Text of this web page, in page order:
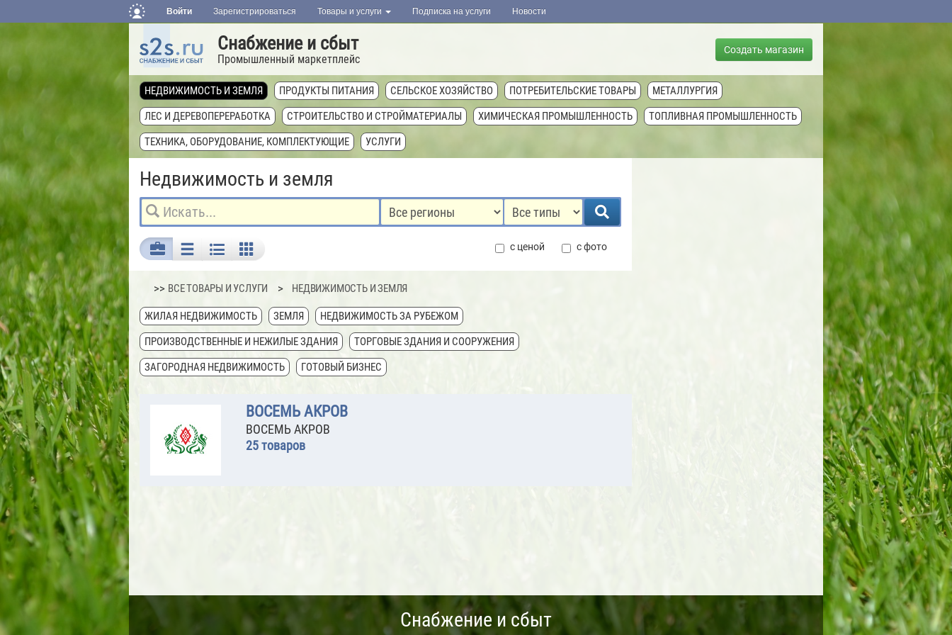
Войти Зарегистрироваться Товары и услуги Подписка на услуги Новости
Снабжение и сбыт
Промышленный маркетплейс
Создать магазин
НЕДВИЖИМОСТЬ И ЗЕМЛЯ ПРОДУКТЫ ПИТАНИЯ СЕЛЬСКОЕ ХОЗЯЙСТВО ПОТРЕБИТЕЛЬСКИЕ ТОВАРЫ
МЕТАЛЛУРГИЯ
ЛЕС И ДЕРЕВОПЕРЕРАБОТКА
СТРОИТЕЛЬСТВО И СТРОЙМАТЕРИАЛЫ ХИМИЧЕСКАЯ ПРОМЫШЛЕННОСТЬ
ТОПЛИВНАЯ ПРОМЫШЛЕННОСТЬ
ТЕХНИКА, ОБОРУДОВАНИЕ, КОМПЛЕКТУЮЩИЕ
УСЛУГИ
Недвижимость и земля
с ценой с фото
>>ВСЕ ТОВАРЫ И УСЛУГИ НЕДВИЖИМОСТЬ И ЗЕМЛЯ
ЖИЛАЯ НЕДВИЖИМОСТЬ ЗЕМЛЯ
НЕДВИЖИМОСТЬ ЗА РУБЕЖОМ
ПРОИЗВОДСТВЕННЫЕ И НЕЖИЛЫЕ ЗДАНИЯ
ТОРГОВЫЕ ЗДАНИЯ И СООРУЖЕНИЯ
ЗАГОРОДНАЯ НЕДВИЖИМОСТЬ
ГОТОВЫЙ БИЗНЕС
ВОСЕМЬ АКРОВ
ВОСЕМЬ АКРОВ
25 товаров
Снабжение и сбыт